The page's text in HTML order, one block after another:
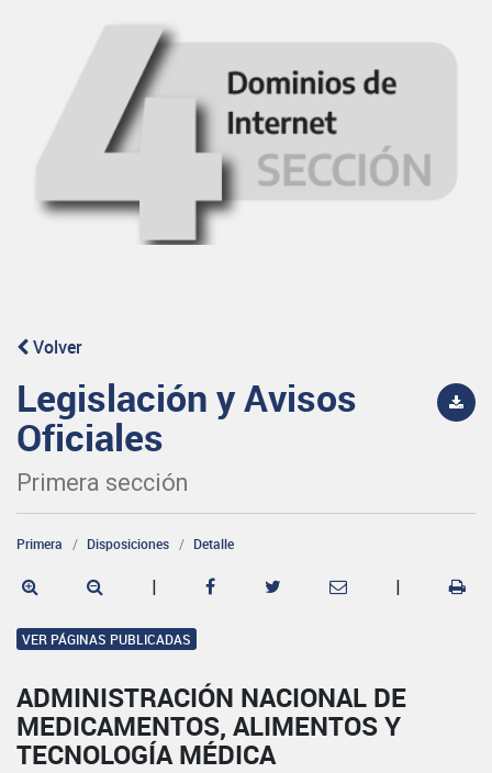
Volver
Legislación y Avisos
Oficiales
Primera sección
Primera Disposiciones Detalle
| |
VER PÁGINAS PUBLICADAS
ADMINISTRACIÓN NACIONAL DE
MEDICAMENTOS, ALIMENTOS Y
TECNOLOGÍA MÉDICA